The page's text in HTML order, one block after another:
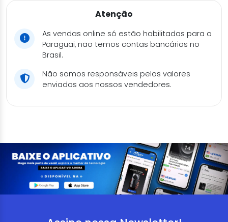
Atenção
As vendas online só estão habilitadas para o
Paraguai, não temos contas bancárias no
Brasil.
Não somos responsáveis pelos valores
enviados aos nossos vendedores.